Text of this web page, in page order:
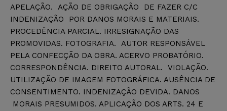
APELAÇÃO. AÇÃO DE OBRIGAÇÃO DE FAZER C/C
INDENIZAÇÃO POR DANOS MORAIS E MATERIAIS.
PROCEDÊNCIA PARCIAL. IRRESIGNAÇÃO DAS
PROMOVIDAS. FOTOGRAFIA. AUTOR RESPONSÁVEL
PELA CONFECÇÃO DA OBRA. ACERVO PROBATÓRIO.
CORRESPONDÊNCIA. DIREITO AUTORAL. VIOLAÇÃO.
UTILIZAÇÃO DE IMAGEM FOTOGRÁFICA. AUSÊNCIA DE
CONSENTIMENTO. INDENIZAÇÃO DEVIDA. DANOS
MORAIS PRESUMIDOS. APLICAÇÃO DOS ARTS. 24 E